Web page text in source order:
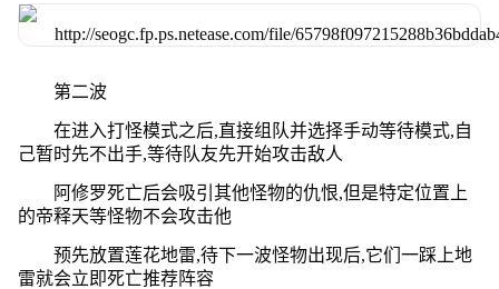
第二波
在进入打怪模式之后,直接组队并选择手动等待模式,自
己暂时先不出手,等待队友先开始攻击敌人
阿修罗死亡后会吸引其他怪物的仇恨,但是特定位置上
的帝释天等怪物不会攻击他
预先放置莲花地雷,待下一波怪物出现后,它们一踩上地
雷就会立即死亡推荐阵容